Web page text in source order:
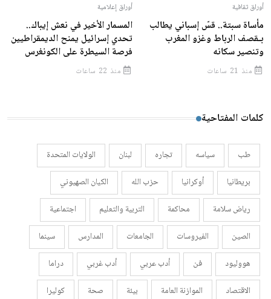
أوراق ثقافية
مأساة سبتة.. قسّ إسباني يطالب
بـقصف الرباط وغزو المغرب
وتنصير سكانه
منذ 21 ساعات
أوراق إعلامية
المسمار الأخير في نعش إيباك..
تحدي إسرائيل يمنح الديمقراطيين
فرصة السيطرة على الكونغرس
منذ 22 ساعات
كلمات المفتاحية
طب سياسه تجاره لبنان
الولايات المتحدة
بريطانيا
أوكرانيا حزب الله
الكيان الصهيوني
رياض سلامة
محاكمة التربية والتعليم
اجتماعية
الصين
الفيروسات الجامعات المدارس
سينما
هووليود
فن أدب عربي أدب غربي
دراما
الاقتصاد
الموازنة العامة بيئة صحة
كوليرا